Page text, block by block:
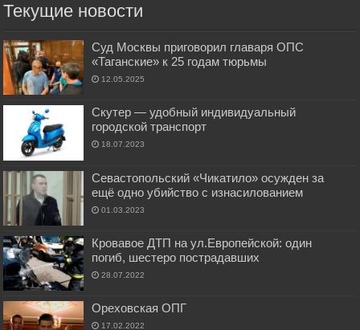
Текущие новости
Суд Москвы приговорил главаря ОПС
«Таганские» к 25 годам тюрьмы
12.05.2025
Скутер — удобный индивидуальный
городской транспорт
18.07.2023
Севастопольский «Чикатило» осужден за
ещё одно убийство с изнасилованием
01.03.2023
Кровавое ДТП на ул.Европейской: один
погиб, шестеро пострадавших
28.07.2022
Ореховская ОПГ
17.02.2022